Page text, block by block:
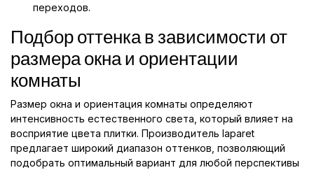
переходов.
Подбор оттенка в зависимости от
размера окна и ориентации
комнаты
Размер окна и ориентация комнаты определяют
интенсивность естественного света, который влияет на
восприятие цвета плитки. Производитель laparet
предлагает широкий диапазон оттенков, позволяющий
подобрать оптимальный вариант для любой перспективы